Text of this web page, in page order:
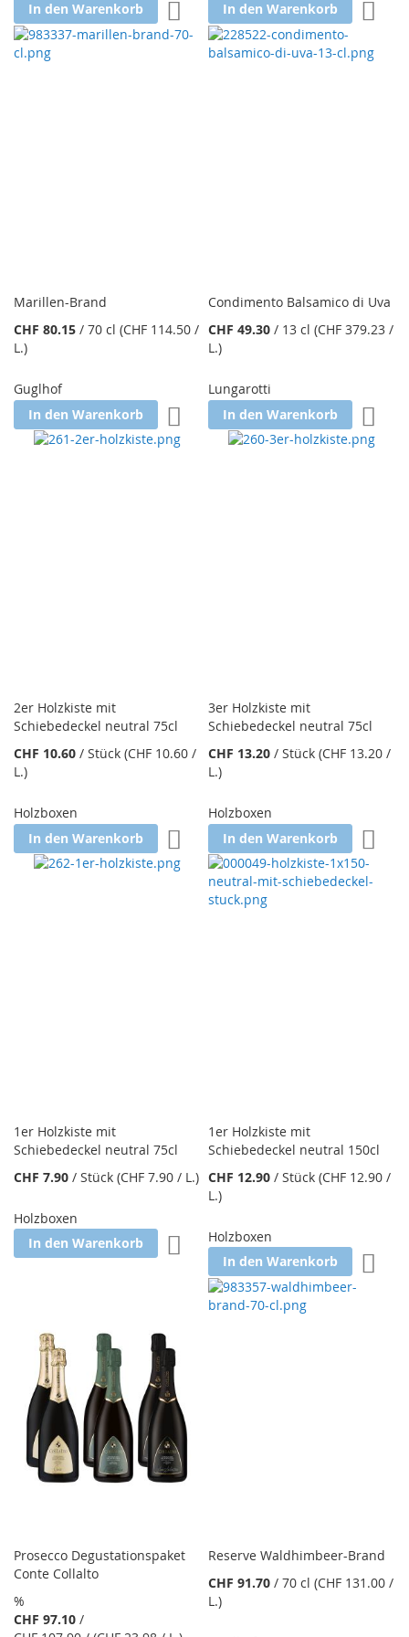
In den Warenkorb Zur Wunschliste hinzufügen
In den Warenkorb
Marillen-Brand
CHF 80.15 / 70 cl (CHF 114.50 /
L.)
Guglhof
In den Warenkorb
Zur Wunschliste hinzufügen
Condimento Balsamico di Uva
CHF 49.30 / 13 cl (CHF 379.23 /
L.)
Lungarotti
In den Warenkorb
2er Holzkiste mit
Schiebedeckel neutral 75cl
CHF 10.60 / Stück (CHF 10.60 /
L.)
Holzboxen
In den Warenkorb
Zur Wunschliste hinzufügen
3er Holzkiste mit
Schiebedeckel neutral 75cl
CHF 13.20 /Stück (CHF 13.20 /
L.)
Holzboxen
In den Warenkorb
1er Holzkiste mit
Schiebedeckel neutral 75cl
CHF 7.90 / Stück (CHF 7.90 / L.)
Holzboxen
In den Warenkorb
Zur Wunschliste hinzufügen
1er Holzkiste mit
Schiebedeckel neutral 150cl
CHF 12.90 /Stück (CHF 12.90 /
L.)
Holzboxen
In den Warenkorb
Prosecco Degustationspaket
Conte Collalto
%
CHF 97.10 /
Reserve Waldhimbeer-Brand
CHF 91.70 /70 cl (CHF 131.00 /
L.)